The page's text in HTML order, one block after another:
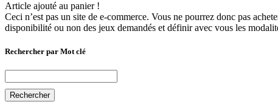
Article ajouté au panier !
Ceci n’est pas un site de e-commerce. Vous ne pourrez donc pas
disponibilité ou non des jeux demandés et définir avec vous les
Rechercher par Mot clé
Rechercher